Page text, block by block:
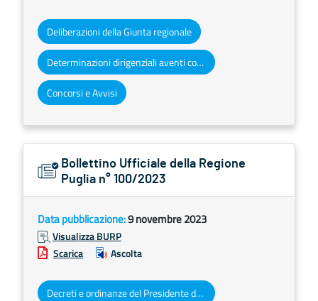
Deliberazioni della Giunta regionale
Determinazioni dirigenziali aventi contenuto di interesse generale
Concorsi e Avvisi
Bollettino Ufficiale della Regione
Puglia n° 100/2023
Data pubblicazione:9 novembre 2023
Visualizza BURP
Scarica
Ascolta
Decreti e ordinanze del Presidente della Giunta regionale